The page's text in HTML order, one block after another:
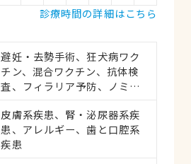
診療時間の詳細はこちら
避妊・去勢手術、狂犬病ワク
チン、混合ワクチン、抗体検
査、フィラリア予防、ノミ・
応、健康診断、各種検査、外
科手術
皮膚系疾患、腎・泌尿器系疾
患、アレルギー、歯と口腔系
疾患